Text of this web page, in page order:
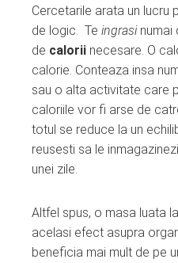
Cercetarile arata un lucru
de logic. Te ingrasinumai
de calorii necesare. O
calorie. Conteaza insa
sau o alta activitate care
caloriile vor fi arse de
totul se reduce la un
reusesti sa le
unei zile.
Altfel spus, o masa luata
acelasi efect asupra
beneficia mai mult de pe